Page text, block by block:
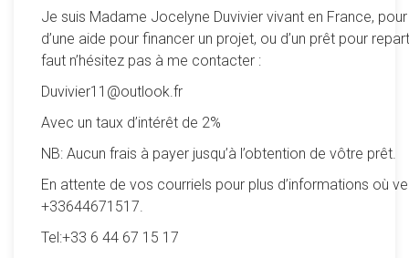
Je suis Madame Jocelyne Duvivier vivant en France,
d’une aide pour financer un projet, ou d’un prêt pour
faut n’hésitez pas à me contacter :
Duvivier11@outlook.fr
Avec un taux d’intérêt de 2%
NB: Aucun frais à payer jusqu’à l’obtention de vôtre prêt.
En attente de vos courriels pour plus d’informations où
+33644671517.
Tel:+33 6 44 67 15 17